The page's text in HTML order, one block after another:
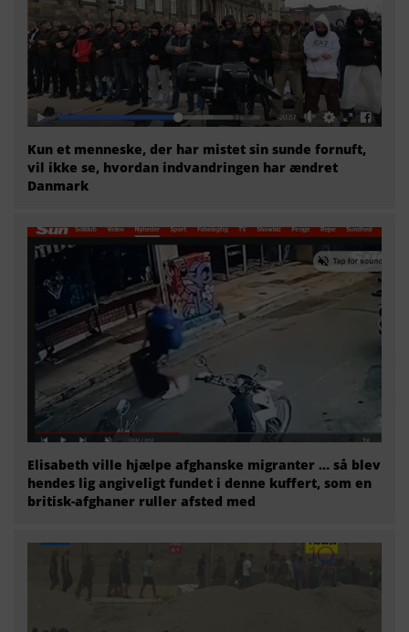
Kun et menneske, der har mistet sin sunde fornuft,
vil ikke se, hvordan indvandringen har ændret
Danmark
Elisabeth ville hjælpe afghanske migranter … så blev
hendes lig angiveligt fundet i denne kuffert, som en
britisk-afghaner ruller afsted med